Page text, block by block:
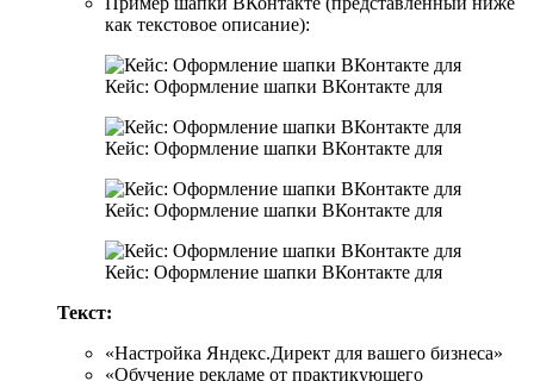
как текстовое описание):
Кейс: Оформление шапки ВКонтакте для
Кейс: Оформление шапки ВКонтакте для
Кейс: Оформление шапки ВКонтакте для
Кейс: Оформление шапки ВКонтакте для
Текст:
«Настройка Яндекс.Директ для вашего бизнеса»
«Обучение рекламе от практикующего